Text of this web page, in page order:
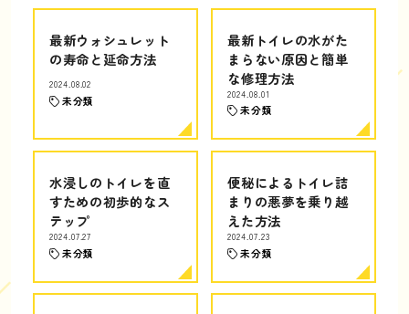
最新ウォシュレット
の寿命と延命方法
2024.08.02
未分類
最新トイレの水がた
まらない原因と簡単
な修理方法
2024.08.01
未分類
水浸しのトイレを直
すための初歩的なス
テップ
2024.07.27
未分類
便秘によるトイレ詰
まりの悪夢を乗り越
えた方法
2024.07.23
未分類